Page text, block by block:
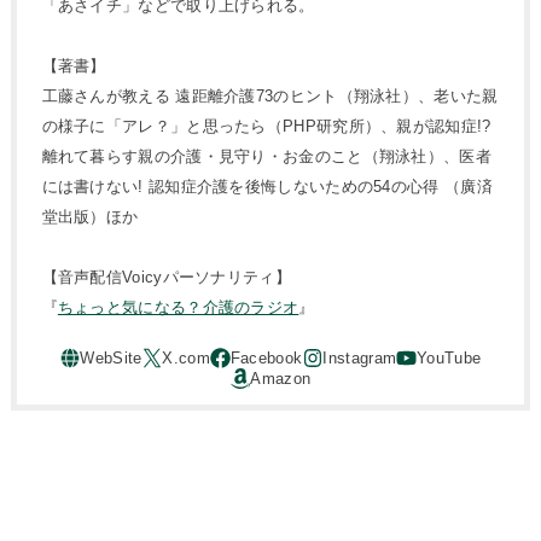
「あさイチ」などで取り上げられる。
【著書】
工藤さんが教える 遠距離介護73のヒント（翔泳社）、老いた親
の様子に「アレ？」と思ったら（PHP研究所）、親が認知症!?
離れて暮らす親の介護・見守り・お金のこと（翔泳社）、医者
には書けない! 認知症介護を後悔しないための54の心得 （廣済
堂出版）ほか
【音声配信Voicyパーソナリティ】
『ちょっと気になる？介護のラジオ』